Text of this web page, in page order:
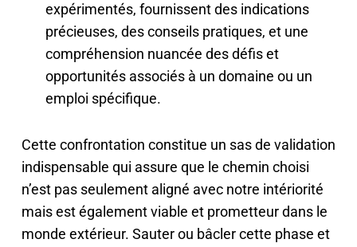
expérimentés, fournissent des indications
précieuses, des conseils pratiques, et une
compréhension nuancée des défis et
opportunités associés à un domaine ou un
emploi spécifique.
Cette confrontation constitue un sas de validation
indispensable qui assure que le chemin choisi
n’est pas seulement aligné avec notre intériorité
mais est également viable et prometteur dans le
monde extérieur. Sauter ou bâcler cette phase et